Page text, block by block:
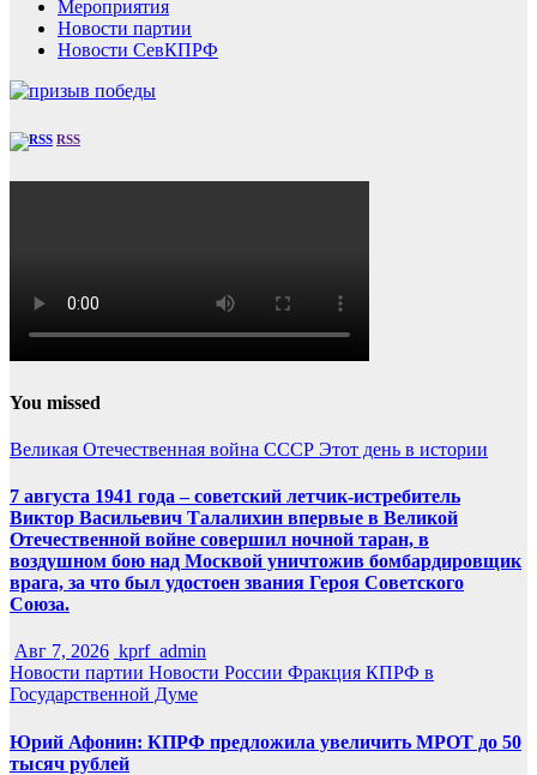
Мероприятия
Новости партии
Новости СевКПРФ
RSS
You missed
Великая Отечественная война СССР Этот день в истории
7 августа 1941 года – советский летчик-истребитель
Виктор Васильевич Талалихин впервые в Великой
Отечественной войне совершил ночной таран, в
воздушном бою над Москвой уничтожив бомбардировщик
врага, за что был удостоен звания Героя Советского
Союза.
Авг 7, 2026 kprf_admin
Новости партии Новости России Фракция КПРФ в
Государственной Думе
Юрий Афонин: КПРФ предложила увеличить МРОТ до 50
тысяч рублей